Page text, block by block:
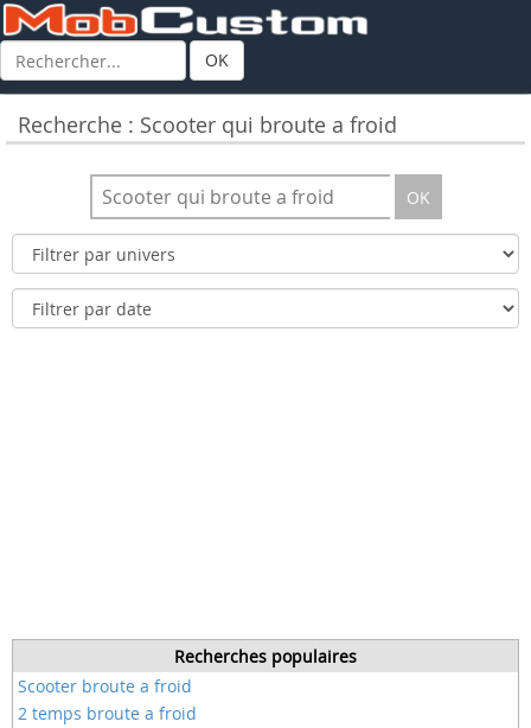
OK
Recherche : Scooter qui broute a froid
OK
Recherches populaires
Scooter broute a froid
2 temps broute a froid